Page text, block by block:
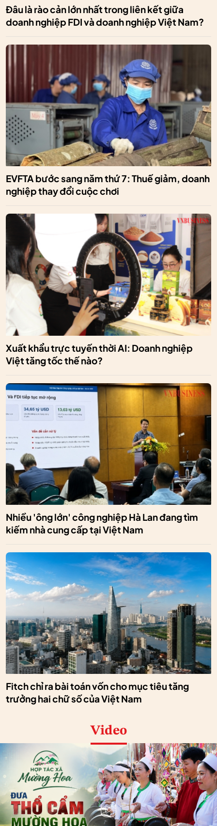
Đâu là rào cản lớn nhất trong liên kết giữa
doanh nghiệp FDI và doanh nghiệp Việt Nam?
EVFTA bước sang năm thứ 7: Thuế giảm, doanh
nghiệp thay đổi cuộc chơi
Xuất khẩu trực tuyến thời AI: Doanh nghiệp
Việt tăng tốc thế nào?
Nhiều 'ông lớn' công nghiệp Hà Lan đang tìm
kiếm nhà cung cấp tại Việt Nam
Fitch chỉ ra bài toán vốn cho mục tiêu tăng
trưởng hai chữ số của Việt Nam
Video